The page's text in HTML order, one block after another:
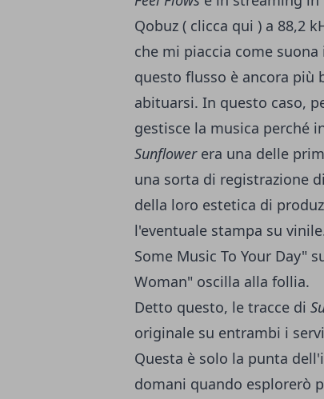
Qobuz ( clicca qui ) a 88,2
che mi piaccia come
questo flusso è ancora più
abituarsi. In questo caso,
gestisce la musica perché
Sunflowerera una delle
una sorta di registrazione
della loro estetica di
l'eventuale stampa su
Some Music To Your Day"
Woman" oscilla alla follia.
Detto questo, le tracce di
originale su entrambi i
Questa è solo la punta
domani quando esplorerò